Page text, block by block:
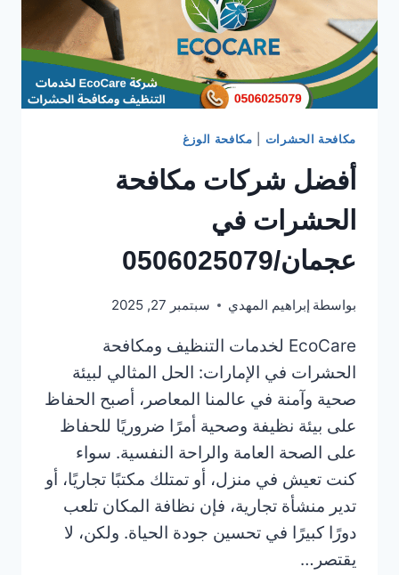
مكافحة الحشرات مكافحة الوزغ
أفضل شركات مكافحة
الحشرات في
عجمان/0506025079
بواسطة إبراهيم المهدي سبتمبر 27, 2025
EcoCare لخدمات التنظيف ومكافحة
الحشرات في الإمارات: الحل المثالي لبيئة
صحية وآمنة في عالمنا المعاصر، أصبح الحفاظ
على بيئة نظيفة وصحية أمرًا ضروريًا للحفاظ
على الصحة العامة والراحة النفسية. سواء
كنت تعيش في منزل، أو تمتلك مكتبًا تجاريًا، أو
تدير منشأة تجارية، فإن نظافة المكان تلعب
دورًا كبيرًا في تحسين جودة الحياة. ولكن، لا
يقتصر…